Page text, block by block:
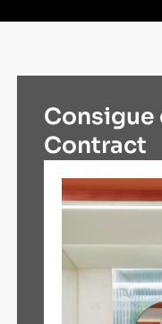
Consigue
Contract